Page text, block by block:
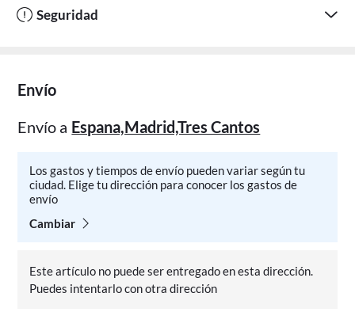
Seguridad
Envío
Envío a Espana,Madrid,Tres Cantos
Los gastos y tiempos de envío pueden variar según tu
ciudad. Elige tu dirección para conocer los gastos de
envío
Cambiar
Este artículo no puede ser entregado en esta dirección.
Puedes intentarlo con otra dirección